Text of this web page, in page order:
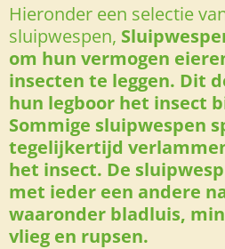
Hieronder een selectie
sluipwespen,
om hun vermogen
insecten te leggen. Dit
hun legboor het insect
Sommige sluipwespen
tegelijkertijd
het insect. De
met ieder een andere
waaronder bladluis,
vlieg en rupsen.